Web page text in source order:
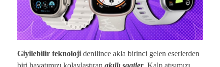
Giyilebilir teknoloji denilince akla birinci gelen eserlerden
biri hayatımızı kolaylaştıran akıllı saatler. Kalp atışımızı